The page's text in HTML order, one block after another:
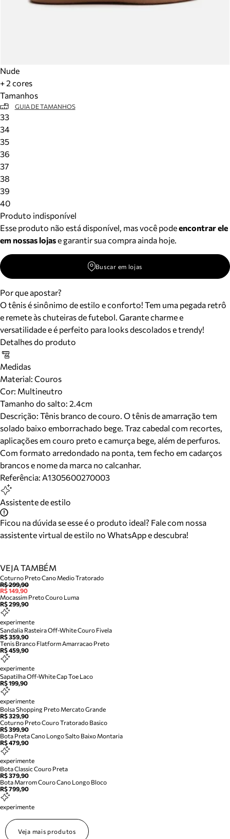
Nude
+ 2 cores
Tamanhos
GUIA DE TAMANHOS
33
34
35
36
37
38
39
40
Produto indisponível
Esse produto não está disponível, mas você podeencontrar ele
em nossas lojase garantir sua compra ainda hoje.
Buscar em lojas
Por que apostar?
O tênis é sinônimo de estilo e conforto! Tem uma pegada retrô
e remete às chuteiras de futebol. Garante charme e
versatilidade e é perfeito para looks descolados e trendy!
Detalhes do produto
Medidas
Material: Couros
Cor: Multineutro
Tamanho do salto: 2.4cm
Descrição: Tênis branco de couro. O tênis de amarração tem
solado baixo emborrachado bege. Traz cabedal com recortes,
aplicações em couro preto e camurça bege, além de perfuros.
Com formato arredondado na ponta, tem fecho em cadarços
brancos e nome da marca no calcanhar.
Referência: A1305600270003
Assistente de estilo
Ficou na dúvida se esse é o produto ideal? Fale com nossa
assistente virtual de estilo no WhatsApp e descubra!
VEJA TAMBÉM
Coturno Preto Cano Medio Tratorado
R$ 299,90
R$ 149,90
Mocassim Preto Couro Luma
R$ 299,90
experimente
Sandalia Rasteira Off-White Couro Fivela
R$ 359,90
Tenis Branco Flatform Amarracao Preto
R$ 459,90
experimente
Sapatilha Off-White Cap Toe Laco
R$ 199,90
experimente
Bolsa Shopping Preto Mercato Grande
R$ 329,90
Coturno Preto Couro Tratorado Basico
R$ 399,90
Bota Preta Cano Longo Salto Baixo Montaria
R$ 479,90
experimente
Bota Classic Couro Preta
R$ 379,90
Bota Marrom Couro Cano Longo Bloco
R$ 799,90
experimente
Veja mais produtos